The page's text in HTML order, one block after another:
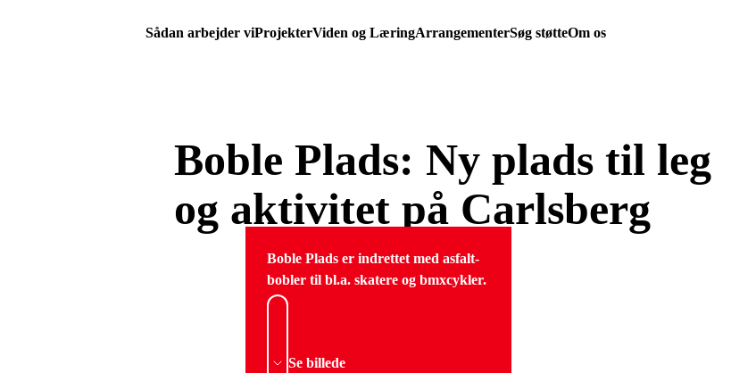
Sådan arbejder viProjekterViden og LæringArrangementerSøg støtteOm os
Boble Plads: Ny plads til leg
og aktivitet på Carlsberg
Boble Plads er indrettet med asfalt-
bobler til bl.a. skatere og bmxcykler.
Se billede